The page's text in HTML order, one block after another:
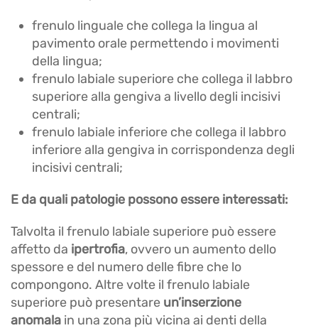
frenulo linguale che collega la lingua al
pavimento orale permettendo i movimenti
della lingua;
frenulo labiale superiore che collega il labbro
superiore alla gengiva a livello degli incisivi
centrali;
frenulo labiale inferiore che collega il labbro
inferiore alla gengiva in corrispondenza degli
incisivi centrali;
E da quali patologie possono essere interessati:
Talvolta il frenulo labiale superiore può essere
affetto da ipertrofia, ovvero un aumento dello
spessore e del numero delle fibre che lo
compongono. Altre volte il frenulo labiale
superiore può presentare un’inserzione
anomala in una zona più vicina ai denti della